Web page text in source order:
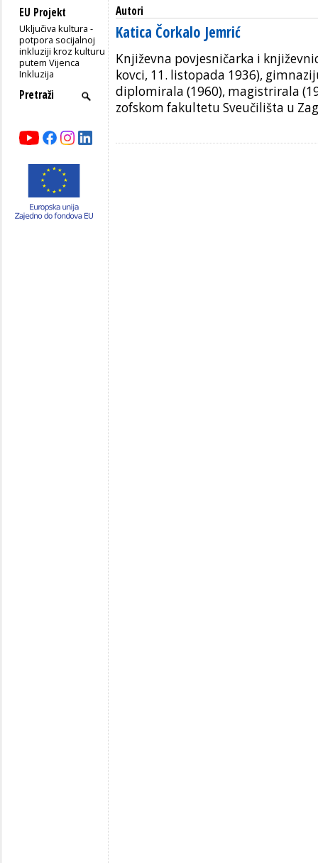
EU Projekt
Uključiva kultura -
potpora socijalnoj
inkluziji kroz kulturu
putem Vijenca
Inkluzija
Autori
Katica Čorkalo Jemrić
Književna povjesničarka i
kovci, 11. listopada 1936),
diplomirala (1960), magistrirala
zofskom fakultetu Sveučilišta u